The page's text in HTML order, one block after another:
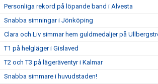
Personliga rekord på löpande band i Alvesta
Snabba simningar i Jönköping
Clara och Liv simmar hem guldmedaljer på
T1 på helgläger i Gislaved
T2 och T3 på lägeräventyr i Kalmar
Snabba simmare i huvudstaden!